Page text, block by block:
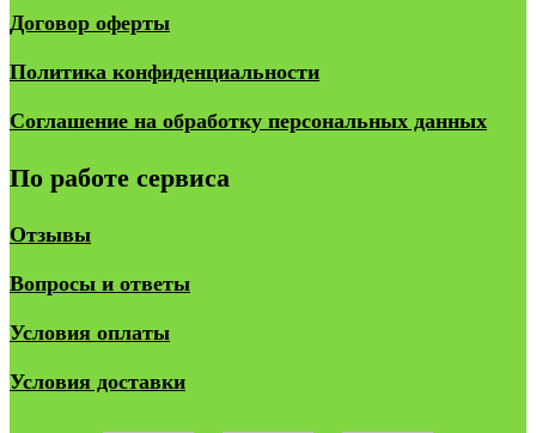
Договор оферты
Политика конфиденциальности
Соглашение на обработку персональных данных
По работе сервиса
Отзывы
Вопросы и ответы
Условия оплаты
Условия доставки